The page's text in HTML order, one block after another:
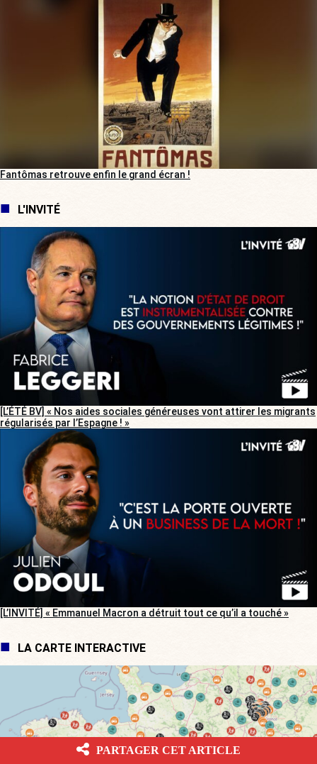
Fantômas retrouve enfin le grand écran !
L'INVITÉ
[L’ÉTÉ BV] « Nos aides sociales généreuses vont attirer les migrants
régularisés par l’Espagne ! »
[L’INVITÉ] « Emmanuel Macron a détruit tout ce qu’il a touché »
LA CARTE INTERACTIVE
PARTAGER CET ARTICLE